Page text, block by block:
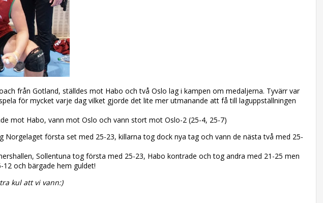
från Gotland, ställdes mot Habo och två Oslo lag i kampen om medaljerna. Tyvärr var
för mycket varje dag vilket gjorde det lite mer utmanande att få till laguppställningen
mot Habo, vann mot Oslo och vann stort mot Oslo-2 (25-4, 25-7)
första set med 25-23, killarna tog dock nya tag och vann de nästa två med 25-
Sollentuna tog första med 25-23, Habo kontrade och tog andra med 21-25 men
och bärgade hem guldet!
kul att vi vann:)